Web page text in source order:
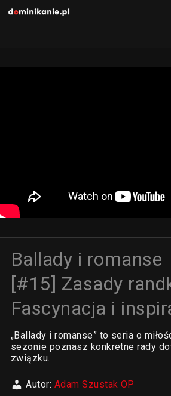
Ballady i romanse
[#15] Zasady
Fascynacja i
„Ballady i romanse” to seria o
sezonie poznasz konkretne rady
związku.
Autor: Adam Szustak OP